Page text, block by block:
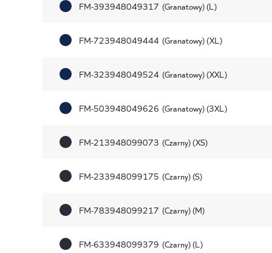
FM-393948049317 (Granatowy) (L)
FM-723948049444 (Granatowy) (XL)
FM-323948049524 (Granatowy) (XXL)
FM-503948049626 (Granatowy) (3XL)
FM-213948099073 (Czarny) (XS)
FM-233948099175 (Czarny) (S)
FM-783948099217 (Czarny) (M)
FM-633948099379 (Czarny) (L)